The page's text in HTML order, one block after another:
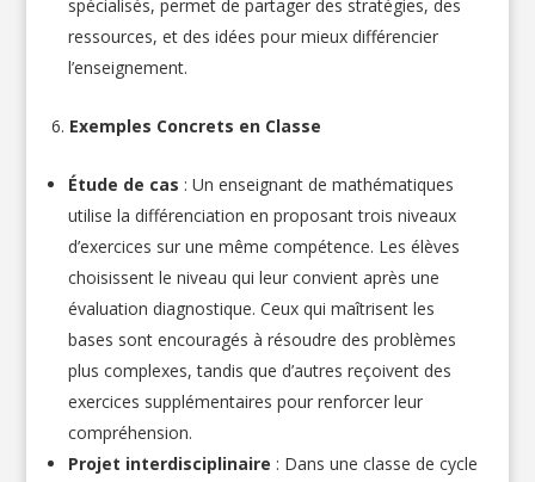
spécialisés, permet de partager des stratégies, des
ressources, et des idées pour mieux différencier
l’enseignement.
Exemples Concrets en Classe
Étude de cas : Un enseignant de mathématiques
utilise la différenciation en proposant trois niveaux
d’exercices sur une même compétence. Les élèves
choisissent le niveau qui leur convient après une
évaluation diagnostique. Ceux qui maîtrisent les
bases sont encouragés à résoudre des problèmes
plus complexes, tandis que d’autres reçoivent des
exercices supplémentaires pour renforcer leur
compréhension.
Projet interdisciplinaire : Dans une classe de cycle